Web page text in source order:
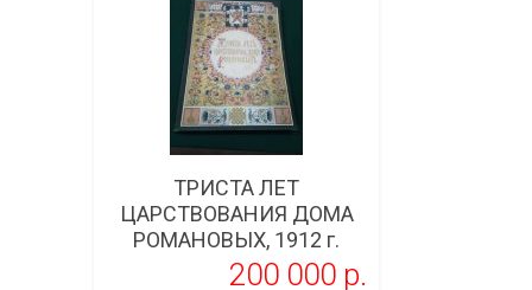
ТРИСТА ЛЕТ
ЦАРСТВОВАНИЯ ДОМА
РОМАНОВЫХ, 1912 г.
200 000 p.